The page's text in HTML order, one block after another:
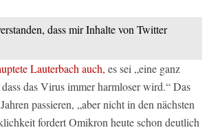
dass mir Inhalte von Twitter
Lauterbach auch, es sei „eine ganz
das Virus immer harmloser wird.“ Das
passieren, „aber nicht in den nächsten
fordert Omikron heute schon deutlich